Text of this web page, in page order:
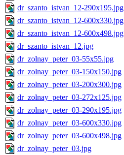
dr_szanto_istvan_12-290x195.jpg
dr_szanto_istvan_12-600x330.jpg
dr_szanto_istvan_12-600x498.jpg
dr_szanto_istvan_12.jpg
dr_zolnay_peter_03-55x55.jpg
dr_zolnay_peter_03-150x150.jpg
dr_zolnay_peter_03-200x300.jpg
dr_zolnay_peter_03-272x125.jpg
dr_zolnay_peter_03-290x195.jpg
dr_zolnay_peter_03-600x330.jpg
dr_zolnay_peter_03-600x498.jpg
dr_zolnay_peter_03.jpg